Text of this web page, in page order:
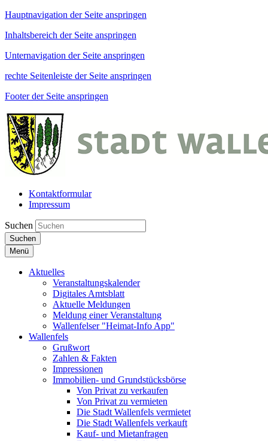
Hauptnavigation der Seite anspringen
Inhaltsbereich der Seite anspringen
Unternavigation der Seite anspringen
rechte Seitenleiste der Seite anspringen
Footer der Seite anspringen
Kontaktformular
Impressum
Suchen
Suchen
Menü
Aktuelles
Veranstaltungskalender
Digitales Amtsblatt
Aktuelle Meldungen
Meldung einer Veranstaltung
Wallenfelser "Heimat-Info App"
Wallenfels
Grußwort
Zahlen & Fakten
Impressionen
Immobilien- und Grundstücksbörse
Von Privat zu verkaufen
Von Privat zu vermieten
Die Stadt Wallenfels vermietet
Die Stadt Wallenfels verkauft
Kauf- und Mietanfragen